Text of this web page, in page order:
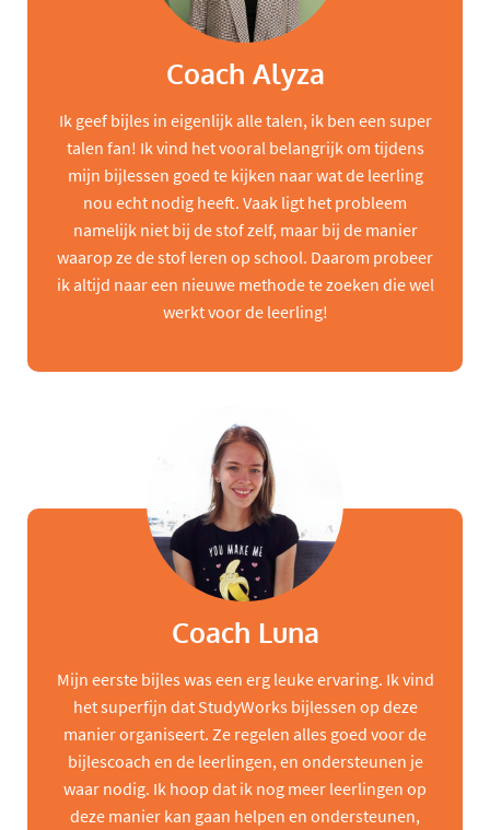
Coach Alyza
Ik geef bijles in eigenlijk alle talen, ik ben een super
talen fan! Ik vind het vooral belangrijk om tijdens
mijn bijlessen goed te kijken naar wat de leerling
nou echt nodig heeft. Vaak ligt het probleem
namelijk niet bij de stof zelf, maar bij de manier
waarop ze de stof leren op school. Daarom probeer
ik altijd naar een nieuwe methode te zoeken die wel
werkt voor de leerling!
Coach Luna
Mijn eerste bijles was een erg leuke ervaring. Ik vind
het superfijn dat StudyWorks bijlessen op deze
manier organiseert. Ze regelen alles goed voor de
bijlescoach en de leerlingen, en ondersteunen je
waar nodig. Ik hoop dat ik nog meer leerlingen op
deze manier kan gaan helpen en ondersteunen,